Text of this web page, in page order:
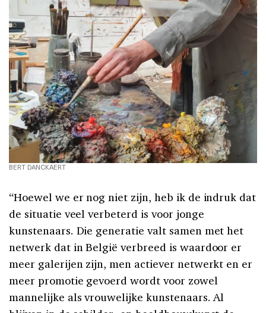
BERT DANCKAERT
“Hoewel we er nog niet zijn, heb ik de indruk dat
de situatie veel verbeterd is voor jonge
kunstenaars. Die generatie valt samen met het
netwerk dat in België verbreed is waardoor er
meer galerijen zijn, men actiever netwerkt en er
meer promotie gevoerd wordt voor zowel
mannelijke als vrouwelijke kunstenaars. Al